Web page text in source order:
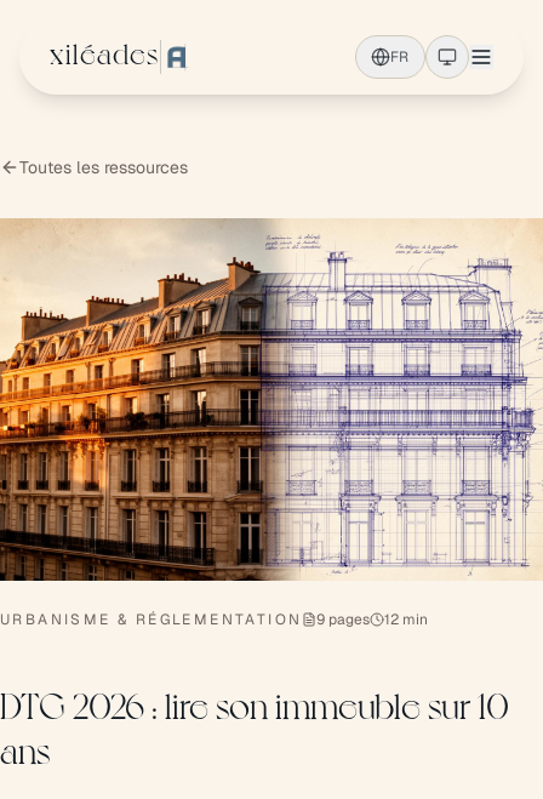
xiléades
FR
Toutes les ressources
URBANISME & RÉGLEMENTATION 9 pages 12 min
DTG 2026 : lire son immeuble sur 10
ans